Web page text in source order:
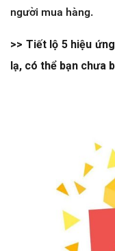
người mua hàng.
>> Tiết lộ 5 hiệu
lạ, có thể bạn chưa